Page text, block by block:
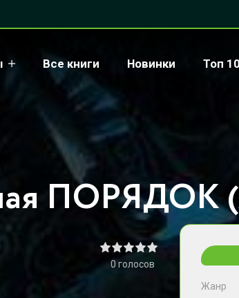
Все книги Новинки Топ
0 голосов
Жанр